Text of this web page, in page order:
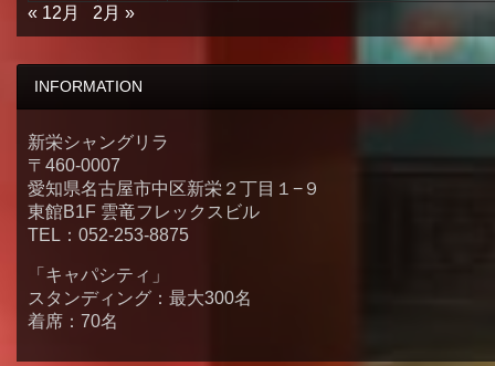
« 12月
2月 »
INFORMATION
新栄シャングリラ
〒460-0007
愛知県名古屋市中区新栄２丁目１−９
東館B1F 雲竜フレックスビル
TEL：052-253-8875
「キャパシティ」
スタンディング：最大300名
着席：70名